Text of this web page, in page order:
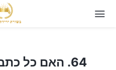
64. האם כל כתבי הקודש נכתבו בהשראה אלוהית?
64. האם כל